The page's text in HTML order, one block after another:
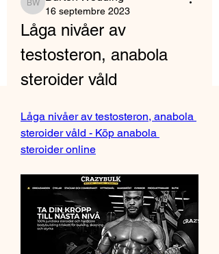
Burton Wedding
16 septembre 2023
Låga nivåer av
testosteron, anabola
steroider våld
Låga nivåer av testosteron, anabola
steroider våld - Köp anabola
steroider online